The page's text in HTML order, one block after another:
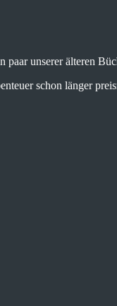
unserer älteren
schon länger